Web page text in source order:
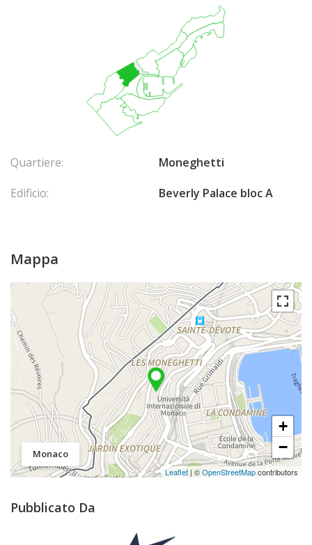
Quartiere:
Moneghetti
Edificio:
Beverly Palace bloc A
Mappa
Monaco
+
−
Leaflet | ©OpenStreetMapcontributors
Pubblicato Da